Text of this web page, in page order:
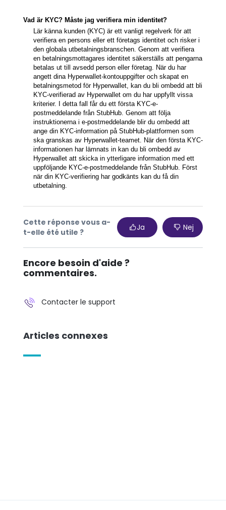
Vad är KYC? Måste jag verifiera min identitet?
Lär känna kunden (KYC) är ett vanligt regelverk för att
verifiera en persons eller ett företags identitet och risker i
den globala utbetalningsbranschen. Genom att verifiera
en betalningsmottagares identitet säkerställs att pengarna
betalas ut till avsedd person eller företag. När du har
angett dina Hyperwallet-kontouppgifter och skapat en
betalningsmetod för Hyperwallet, kan du bli ombedd att bli
KYC-verifierad av Hyperwallet om du har uppfyllt vissa
kriterier. I detta fall får du ett första KYC-e-
postmeddelande från StubHub. Genom att följa
instruktionerna i e-postmeddelande blir du ombedd att
ange din KYC-information på StubHub-plattformen som
ska granskas av Hyperwallet-teamet. När den första KYC-
informationen har lämnats in kan du bli ombedd av
Hyperwallet att skicka in ytterligare information med ett
uppföljande KYC-e-postmeddelande från StubHub. Först
när din KYC-verifiering har godkänts kan du få din
utbetalning.
Cette réponse vous a-
t-elle été utile ?
Ja Nej
Encore besoin d'aide ?
commentaires.
Contacter le support
Articles connexes